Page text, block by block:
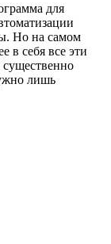
для
Но на самом
в себя все эти
лишь